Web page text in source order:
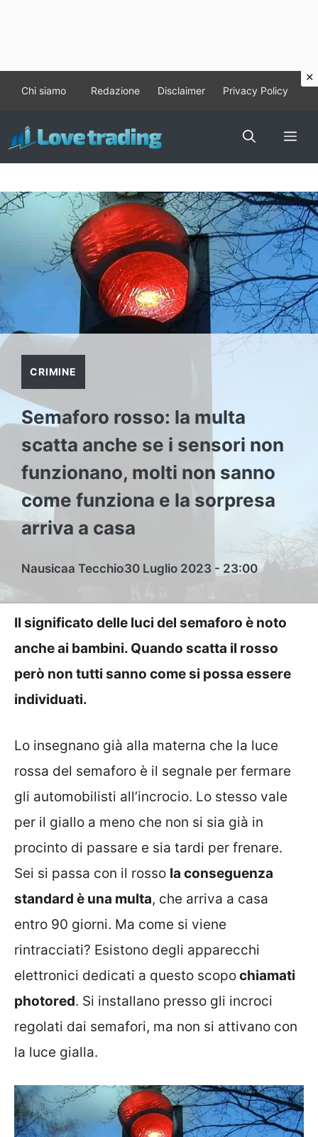
contenuto
Chi siamo Redazione Disclaimer Privacy Policy
CRIMINE
Semaforo rosso: la multa
scatta anche se i sensori non
funzionano, molti non sanno
come funziona e la sorpresa
arriva a casa
Nausicaa Tecchio30 Luglio 2023 - 23:00
Il significato delle luci del semaforo è noto
anche ai bambini. Quando scatta il rosso
però non tutti sanno come si possa essere
individuati.
Lo insegnano già alla materna che la luce
rossa del semaforo è il segnale per fermare
gli automobilisti all’incrocio. Lo stesso vale
per il giallo a meno che non si sia già in
procinto di passare e sia tardi per frenare.
Sei si passa con il rosso la conseguenza
standard è una multa, che arriva a casa
entro 90 giorni. Ma come si viene
rintracciati? Esistono degli apparecchi
elettronici dedicati a questo scopochiamati
photored. Si installano presso gli incroci
regolati dai semafori, ma non si attivano con
la luce gialla.